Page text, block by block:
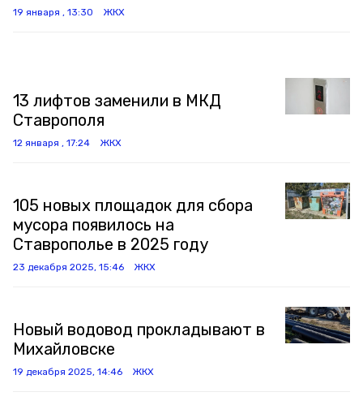
19 января , 13:30 ЖКХ
13 лифтов заменили в МКД
Ставрополя
12 января , 17:24 ЖКХ
105 новых площадок для сбора
мусора появилось на
Ставрополье в 2025 году
23 декабря 2025, 15:46 ЖКХ
Новый водовод прокладывают в
Михайловске
19 декабря 2025, 14:46 ЖКХ